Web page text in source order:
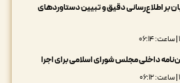
بر اطلاع‌رسانی دقیق و تبیین دستاوردهای
داخلی مجلس شورای اسلامی برای اجرا